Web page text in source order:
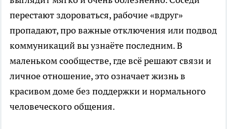
перестают здороваться, рабочие «вдруг»
пропадают, про важные отключения или подвод
коммуникаций вы узнаёте последним. В
маленьком сообществе, где всё решают связи и
личное отношение, это означает жизнь в
красивом доме без поддержки и нормального
человеческого общения.